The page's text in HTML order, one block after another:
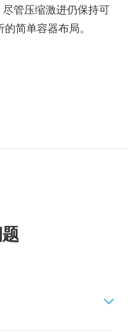
管压缩激进仍保持可
简单容器布局。